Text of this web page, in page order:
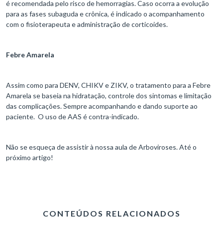
é recomendada pelo risco de hemorragias. Caso ocorra a evolução
para as fases subaguda e crônica, é indicado o acompanhamento
com o fisioterapeuta e administração de corticoides.
Febre Amarela
Assim como para DENV, CHIKV e ZIKV, o tratamento para a Febre
Amarela se baseia na hidratação, controle dos sintomas e limitação
das complicações. Sempre acompanhando e dando suporte ao
paciente. O uso de AAS é contra-indicado.
Não se esqueça de assistir à nossa aula de Arboviroses. Até o
próximo artigo!
CONTEÚDOS RELACIONADOS